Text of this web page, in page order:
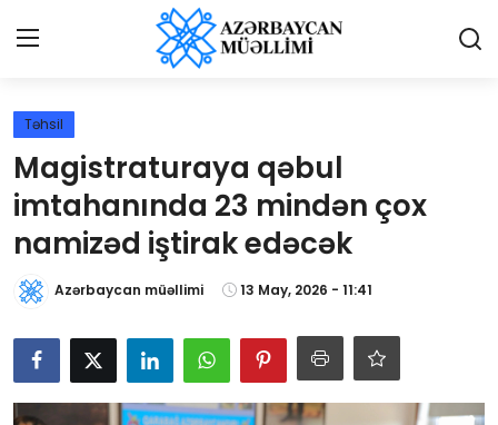
Qəzetə elan ver
Haqqımızda
Reklam və elan
Biz kimik?
Təhsil
Magistraturaya qəbul
imtahanında 23 mindən çox
namizəd iştirak edəcək
Azərbaycan müəllimi 13 May, 2026 - 11:41